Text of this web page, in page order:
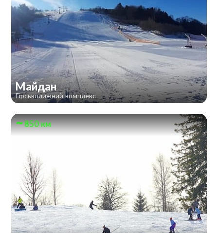
Майдан
Гірськолижний комплекс
850 км